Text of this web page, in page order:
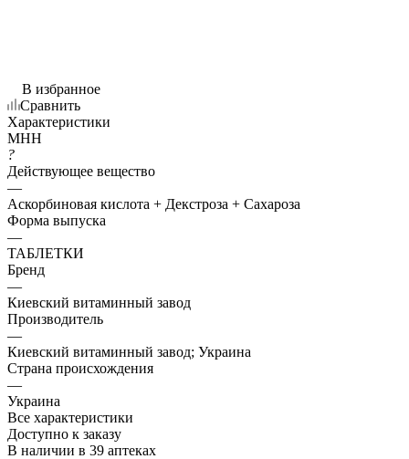
В избранное
Сравнить
Характеристики
МНН
?
Действующее вещество
—
Аскорбиновая кислота + Декстроза + Сахароза
Форма выпуска
—
ТАБЛЕТКИ
Бренд
—
Киевский витаминный завод
Производитель
—
Киевский витаминный завод; Украина
Страна происхождения
—
Украина
Все характеристики
Доступно к заказу
В наличии в 39 аптеках